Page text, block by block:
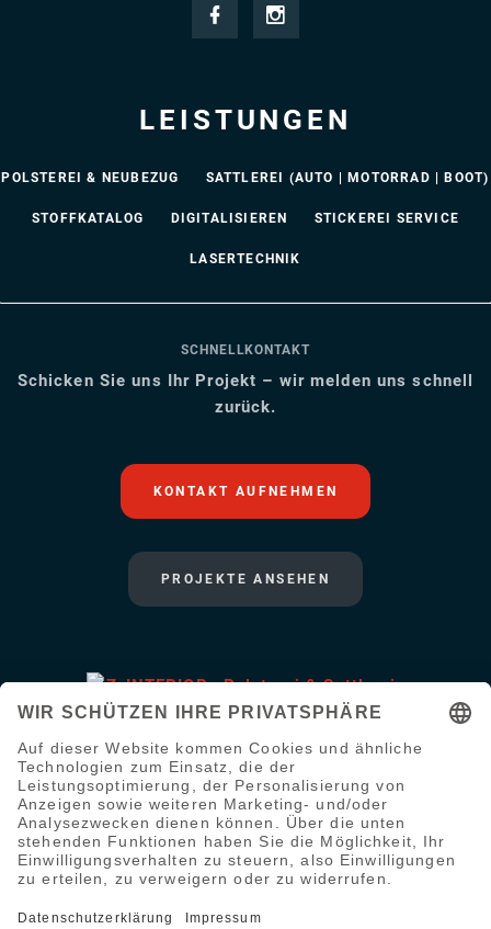
LEISTUNGEN
POLSTEREI & NEUBEZUG SATTLEREI (AUTO | MOTORRAD | BOOT)
STOFFKATALOG DIGITALISIEREN STICKEREI SERVICE
LASERTECHNIK
SCHNELLKONTAKT
Schicken Sie uns Ihr Projekt – wir melden uns schnell
zurück.
KONTAKT AUFNEHMEN
PROJEKTE ANSEHEN
Ihre Polsterei und Sattlerei.
©2026 Z-INTERIORs.
Datenschutz|Impressum